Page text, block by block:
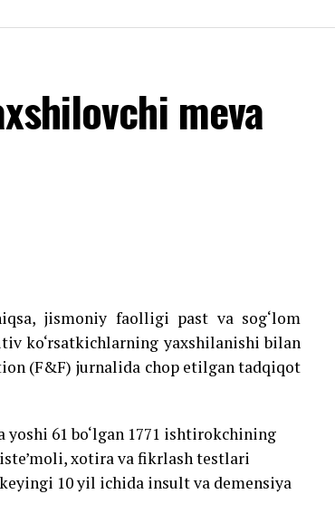
meva
jismoniy faolligi past va sog‘lom
ko‘rsatkichlarning yaxshilanishi bilan
(F&F) jurnalida chop etilgan tadqiqot
61 bo‘lgan 1771 ishtirokchining
xotira va fikrlash testlari
10 yil ichida insult va demensiya